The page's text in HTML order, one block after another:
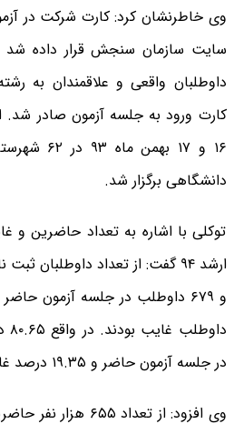
سایت سازمان سنجش قرار داده شد و
دانشگاهی برگزار شد.
توکلی با اشاره به تعداد حاضرین و
در جلسه آزمون حاضر و ۱۹.۳۵ درصد غایب بودند.
وی افزود: از تعداد